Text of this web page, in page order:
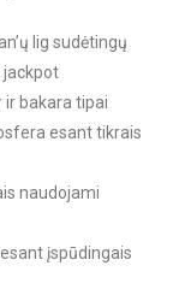
lig sudėtingų
jackpot
ir bakara tipai
esant tikrais
naudojami
įspūdingais